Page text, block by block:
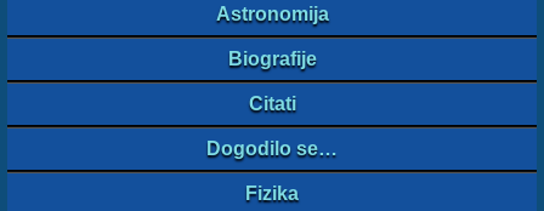
Astronomija
Biografije
Citati
Dogodilo se…
Fizika